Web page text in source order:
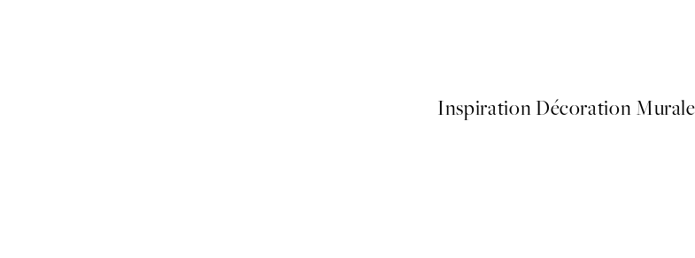
Inspiration Décoration Murale